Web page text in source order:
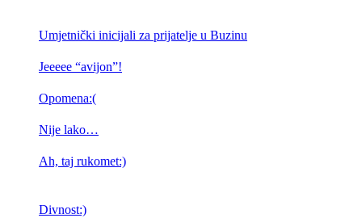
Umjetnički inicijali za prijatelje u Buzinu
Jeeeee “avijon”!
Opomena:(
Nije lako…
Ah, taj rukomet:)
Divnost:)